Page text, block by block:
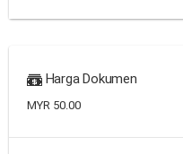
Harga Dokumen
MYR 50.00